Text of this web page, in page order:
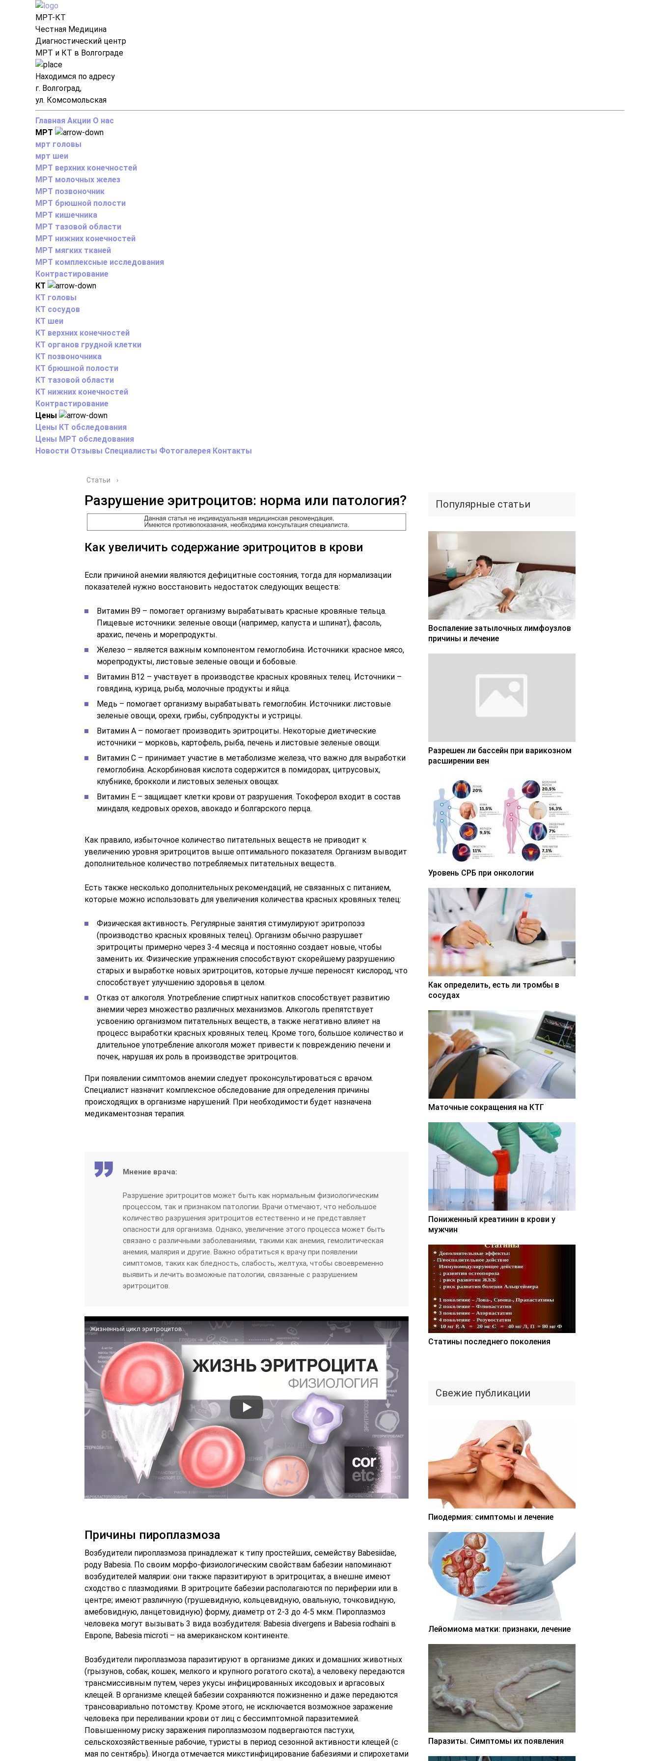
МРТ-КТ
Честная Медицина
Диагностический центр
МРТ и КТ в Волгограде
Находимся по адресу
г. Волгоград,
ул. Комсомольская
Главная Акции О нас
МРТ
мрт головы
мрт шеи
МРТ верхних конечностей
МРТ молочных желез
МРТ позвоночник
МРТ брюшной полости
МРТ кишечника
МРТ тазовой области
МРТ нижних конечностей
МРТ мягких тканей
МРТ комплексные исследования
Контрастирование
КТ
КТ головы
КТ сосудов
КТ шеи
КТ верхних конечностей
КТ органов грудной клетки
КТ позвоночника
КТ брюшной полости
КТ тазовой области
КТ нижних конечностей
Контрастирование
Цены
Цены КТ обследования
Цены МРТ обследования
Новости Отзывы Специалисты Фотогалерея Контакты
Статьи ›
Разрушение эритроцитов: норма или патология?
Как увеличить содержание эритроцитов в крови
Если причиной анемии являются дефицитные состояния, тогда для нормализации
показателей нужно восстановить недостаток следующих веществ:
Витамин B9 – помогает организму вырабатывать красные кровяные тельца.
Пищевые источники: зеленые овощи (например, капуста и шпинат), фасоль,
арахис, печень и морепродукты.
Железо – является важным компонентом гемоглобина. Источники: красное мясо,
морепродукты, листовые зеленые овощи и бобовые.
Витамин B12 – участвует в производстве красных кровяных телец. Источники –
говядина, курица, рыба, молочные продукты и яйца.
Медь – помогает организму вырабатывать гемоглобин. Источники: листовые
зеленые овощи, орехи, грибы, субпродукты и устрицы.
Витамин A – помогает производить эритроциты. Некоторые диетические
источники – морковь, картофель, рыба, печень и листовые зеленые овощи.
Витамин C – принимает участие в метаболизме железа, что важно для выработки
гемоглобина. Аскорбиновая кислота содержится в помидорах, цитрусовых,
клубнике, брокколи и листовых зеленых овощах.
Витамин E – защищает клетки крови от разрушения. Токоферол входит в состав
миндаля, кедровых орехов, авокадо и болгарского перца.
Как правило, избыточное количество питательных веществ не приводит к
увеличению уровня эритроцитов выше оптимального показателя. Организм выводит
дополнительное количество потребляемых питательных веществ.
Есть также несколько дополнительных рекомендаций, не связанных с питанием,
которые можно использовать для увеличения количества красных кровяных телец:
Физическая активность. Регулярные занятия стимулируют эритропоэз
(производство красных кровяных телец). Организм обычно разрушает
эритроциты примерно через 3-4 месяца и постоянно создает новые, чтобы
заменить их. Физические упражнения способствуют скорейшему разрушению
старых и выработке новых эритроцитов, которые лучше переносят кислород, что
способствует улучшению здоровья в целом.
Отказ от алкоголя. Употребление спиртных напитков способствует развитию
анемии через множество различных механизмов. Алкоголь препятствует
усвоению организмом питательных веществ, а также негативно влияет на
процесс выработки красных кровяных телец. Кроме того, большое количество и
длительное употребление алкоголя может привести к повреждению печени и
почек, нарушая их роль в производстве эритроцитов.
При появлении симптомов анемии следует проконсультироваться с врачом.
Специалист назначит комплексное обследование для определения причины
происходящих в организме нарушений. При необходимости будет назначена
медикаментозная терапия.
Мнение врача:
Разрушение эритроцитов может быть как нормальным физиологическим
процессом, так и признаком патологии. Врачи отмечают, что небольшое
количество разрушения эритроцитов естественно и не представляет
опасности для организма. Однако, увеличение этого процесса может быть
связано с различными заболеваниями, такими как анемия, гемолитическая
анемия, малярия и другие. Важно обратиться к врачу при появлении
симптомов, таких как бледность, слабость, желтуха, чтобы своевременно
выявить и лечить возможные патологии, связанные с разрушением
эритроцитов.
Жизненный цикл эритроцитов.
Причины пироплазмоза
Возбудители пироплазмоза принадлежат к типу простейших, семейству Babesiidae,
роду Babesia. По своим морфо-физиологическим свойствам бабезии напоминают
возбудителей малярии: они также паразитируют в эритроцитах, а внешне имеют
сходство с плазмодиями. В эритроците бабезии располагаются по периферии или в
центре; имеют различную (грушевидную, кольцевидную, овальную, точковидную,
амебовидную, ланцетовидную) форму, диаметр от 2-3 до 4-5 мкм. Пироплазмоз
человека могут вызывать 3 вида возбудителя: Babesia divergens и Babesia rodhaini в
Европе, Babesia microti – на американском континенте.
Возбудители пироплазмоза паразитируют в организме диких и домашних животных
(грызунов, собак, кошек, мелкого и крупного рогатого скота), а человеку передаются
трансмиссивным путем, через укусы инфицированных иксодовых и аргасовых
клещей. В организме клещей бабезии сохраняются пожизненно и даже передаются
трансовариально потомству. Кроме этого, не исключается возможное заражение
человека при переливании крови от лиц с бессимптомной паразитемией.
Повышенному риску заражения пироплазмозом подвергаются пастухи,
сельскохозяйственные рабочие, туристы в период сезонной активности клещей (с
мая по сентябрь). Иногда отмечается микстинфицирование бабезиями и спирохетами
Популярные статьи
Воспаление затылочных лимфоузлов
причины и лечение
Разрешен ли бассейн при варикозном
расширении вен
Уровень СРБ при онкологии
Как определить, есть ли тромбы в
сосудах
Маточные сокращения на КТГ
Пониженный креатинин в крови у
мужчин
Статины последнего поколения
Свежие публикации
Пиодермия: симптомы и лечение
Лейомиома матки: признаки, лечение
Паразиты. Симптомы их появления